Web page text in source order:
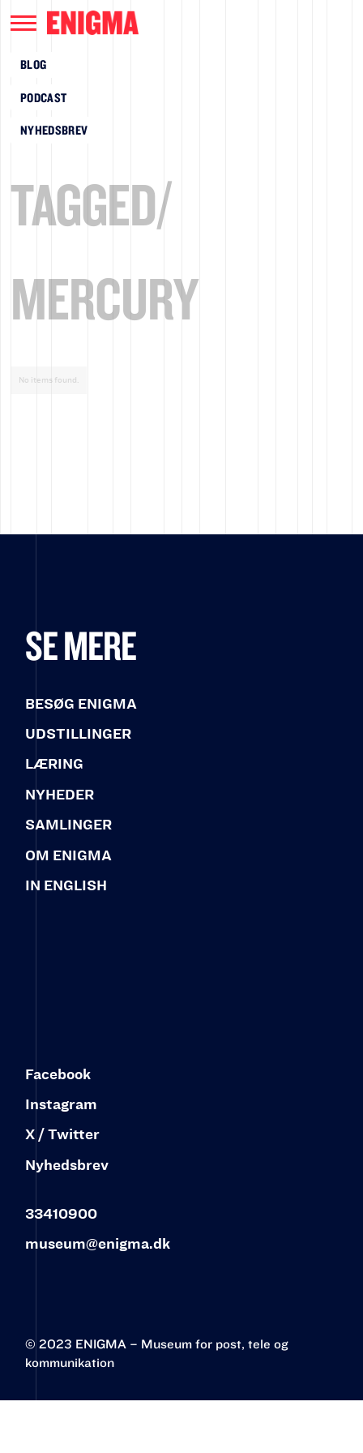
BLOG
PODCAST
NYHEDSBREV
TAGGED/
MERCURY
No items found.
SE MERE
BESØG ENIGMA
UDSTILLINGER
LÆRING
NYHEDER
SAMLINGER
OM ENIGMA
IN ENGLISH
Facebook
Instagram
X / Twitter
Nyhedsbrev
33410900
museum@enigma.dk
© 2023 ENIGMA – Museum for post, tele og
kommunikation‍